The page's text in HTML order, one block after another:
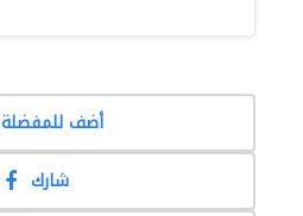
أضف للمفضلة
شارك